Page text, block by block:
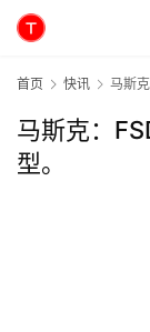
首页 快讯 马斯
马斯克：
型。